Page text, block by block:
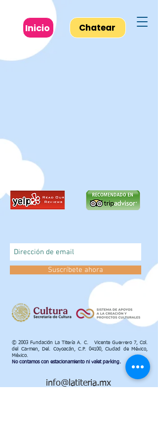
Inicio Chatear
Suscríbete ahora
© 2003 Fundación La Titería A. C. Vicente Guerrero 7, Col.
del Carmen, Del. Coyoacán, C.P. 04100, Ciudad de México,
México.
No contamos con estacionamiento ni valet parking.
info@latiteria.mx